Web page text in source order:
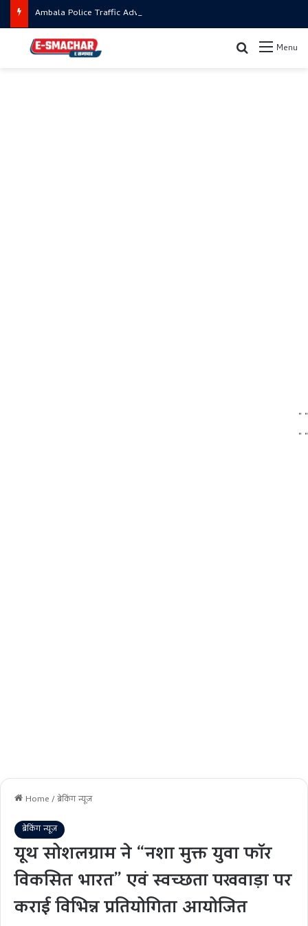
Menu
Search for
" "
" "
Home/ब्रेकिंग न्यूज़
ब्रेकिंग न्यूज़
यूथ सोशलग्राम ने “नशा मुक्त युवा फॉर
विकसित भारत” एवं स्वच्छता पखवाड़ा पर
कराई विभिन्न प्रतियोगिता आयोजित